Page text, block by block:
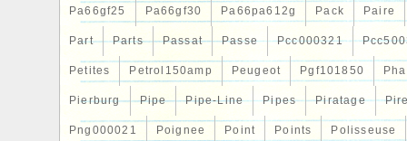
Pa66gf25 Pa66gf30 Pa66pa612g Pack Paire
Part Parts Passat Passe Pcc000321
Petites Petrol150amp Peugeot Pgf101850
Pierburg Pipe Pipe-Line Pipes Piratage
Png000021 Poignee Point Points Polisseuse